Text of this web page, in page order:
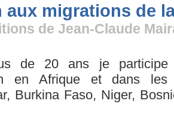
aux migrations de
de Jean-Claude
de 20 ans je
en Afrique et dans les
Burkina Faso, Niger,